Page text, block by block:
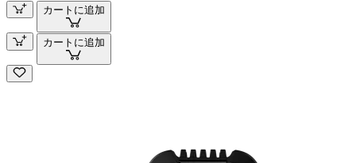
カートに追加
カートに追加